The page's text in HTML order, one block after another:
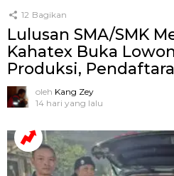
12 Bagikan
Lulusan SMA/SMK
Kahatex Buka
Produksi,
oleh Kang Zey
14 hari yang lalu